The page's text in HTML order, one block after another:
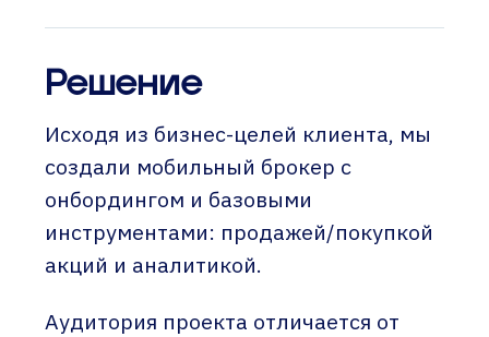
Решение
Исходя из бизнес-целей клиента, мы
создали мобильный брокер с
онбордингом и базовыми
инструментами: продажей/покупкой
акций и аналитикой.
Аудитория проекта отличается от